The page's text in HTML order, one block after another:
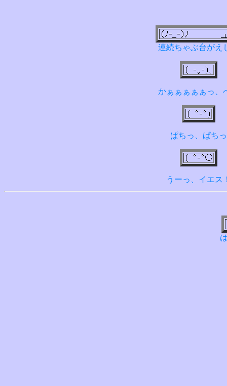
連続ちゃぶ台がえ
かぁぁぁぁぁっ、
ぱちっ、ぱちっ
うーっ、イエス